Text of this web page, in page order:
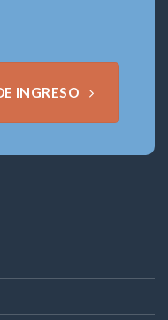
INGRESO